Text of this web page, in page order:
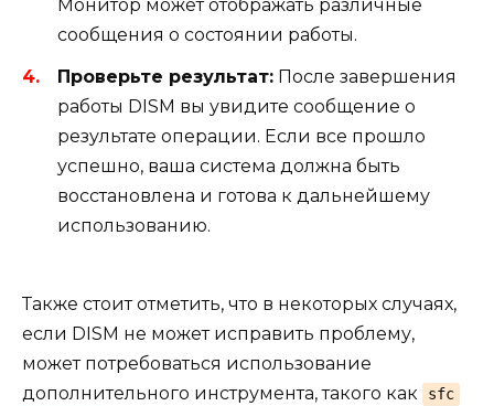
Монитор может отображать различные
сообщения о состоянии работы.
Проверьте результат: После завершения
работы DISM вы увидите сообщение о
результате операции. Если все прошло
успешно, ваша система должна быть
восстановлена и готова к дальнейшему
использованию.
Также стоит отметить, что в некоторых случаях,
если DISM не может исправить проблему,
может потребоваться использование
дополнительного инструмента, такого как
sfc